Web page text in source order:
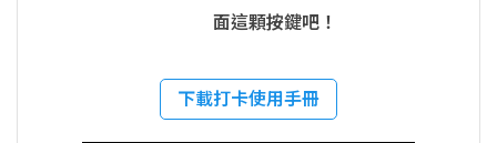
面這顆按鍵吧！
下載打卡使用手冊